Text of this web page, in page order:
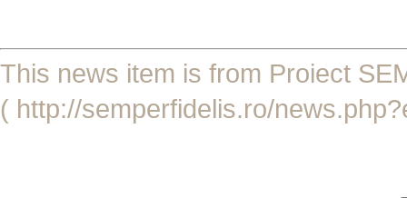
This news item is from Proiect
( http://semperfidelis.ro/